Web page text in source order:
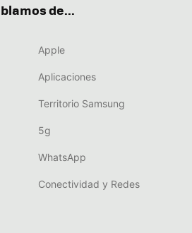
de...
Apple
Aplicaciones
Territorio Samsung
5g
WhatsApp
Conectividad y Redes